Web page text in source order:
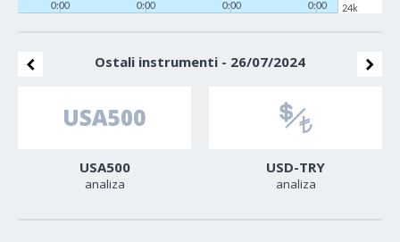
0:00
0:00
0:00
0:00
24k
Ostali instrumenti - 26/07/2024
USA500
analiza
USD-TRY
analiza